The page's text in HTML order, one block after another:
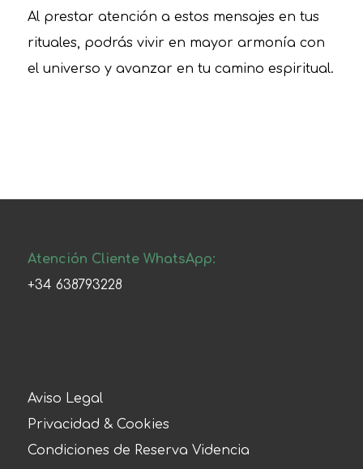
Al prestar atención a estos mensajes en tus
rituales, podrás vivir en mayor armonía con
el universo y avanzar en tu camino espiritual.
Atención Cliente WhatsApp:
+34 638793228
Aviso Legal
Privacidad & Cookies
Condiciones de Reserva Videncia